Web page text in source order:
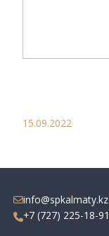
15.09.2022
info@spkalmaty.kz
+7 (727) 225-18-91